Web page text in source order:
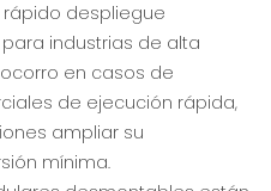
rápido despliegue
industrias de alta
en casos de
de ejecución rápida,
ampliar su
mínima.